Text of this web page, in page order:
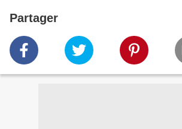
Partager